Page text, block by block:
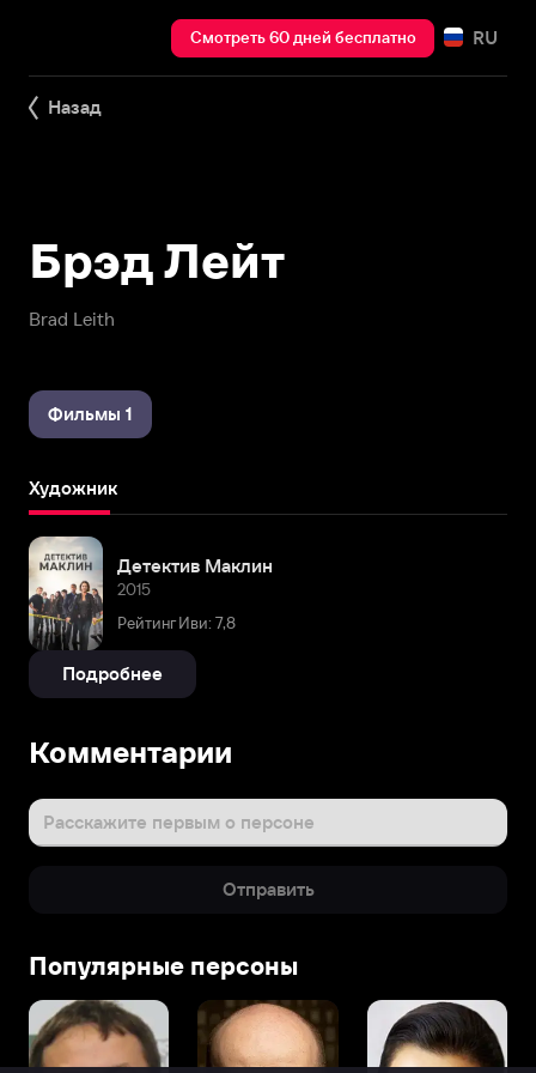
Смотреть 60 дней бесплатно RU
Назад
Brad Leith
Брэд Лейт
Фильмы 1
Художник
Детектив Маклин
2015
Рейтинг Иви: 7,8
Подробнее
Комментарии
Расскажите первым о персоне
Отправить
Популярные персоны